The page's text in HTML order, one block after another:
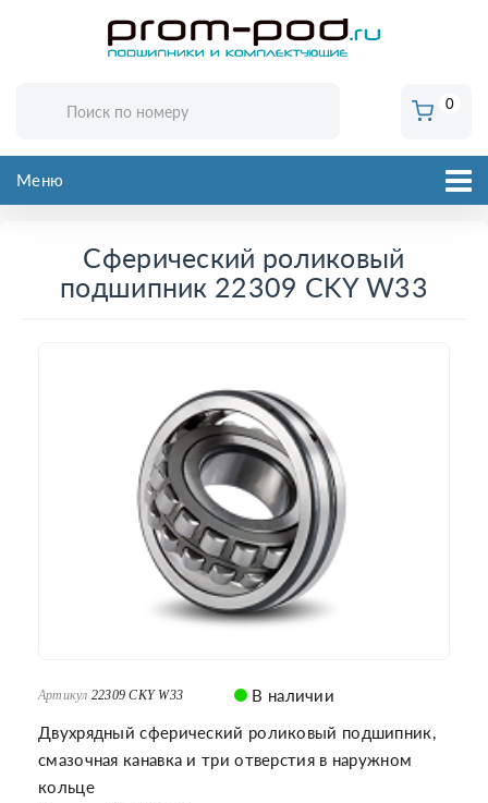
0
Меню
Сферический роликовый
подшипник 22309 CKY W33
Артикул 22309 CKY W33
В наличии
Двухрядный сферический роликовый подшипник,
смазочная канавка и три отверстия в наружном
кольце